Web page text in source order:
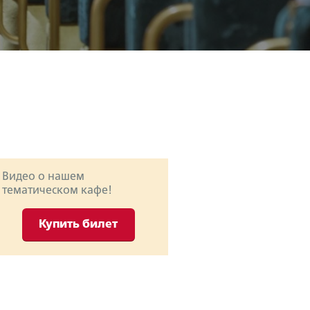
Видео о нашем
тематическом кафе!
Купить билет